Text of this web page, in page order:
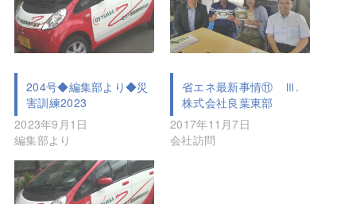
204号◆編集部より◆災
害訓練2023
2023年9月1日
編集部より
省エネ最新事情⑪ Ⅲ.
株式会社良葉東部
2017年11月7日
会社訪問